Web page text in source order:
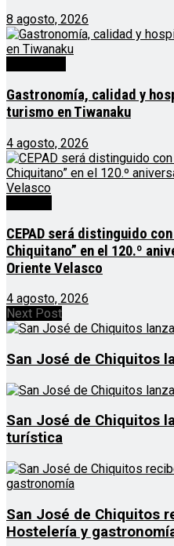
8 agosto, 2026
Gastronomía, calidad y
turismo en Tiwanaku
4 agosto, 2026
CEPAD será distinguido
Chiquitano” en el 120.º
Oriente Velasco
4 agosto, 2026
Next Post
San José de Chiquitos
San José de Chiquitos
turística
San José de Chiquitos
Hostelería y